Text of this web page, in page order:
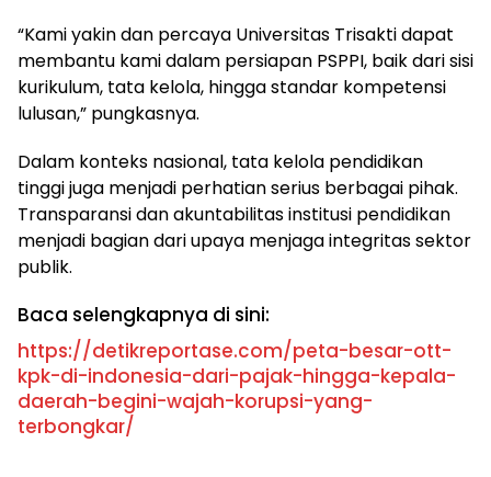
“Kami yakin dan percaya Universitas Trisakti dapat
membantu kami dalam persiapan PSPPI, baik dari sisi
kurikulum, tata kelola, hingga standar kompetensi
lulusan,” pungkasnya.
Dalam konteks nasional, tata kelola pendidikan
tinggi juga menjadi perhatian serius berbagai pihak.
Transparansi dan akuntabilitas institusi pendidikan
menjadi bagian dari upaya menjaga integritas sektor
publik.
Baca selengkapnya di sini:
https://detikreportase.com/peta-besar-ott-
kpk-di-indonesia-dari-pajak-hingga-kepala-
daerah-begini-wajah-korupsi-yang-
terbongkar/